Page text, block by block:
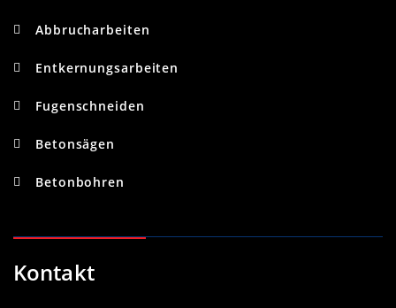
Abbrucharbeiten
Entkernungsarbeiten
Fugenschneiden
Betonsägen
Betonbohren
Kontakt